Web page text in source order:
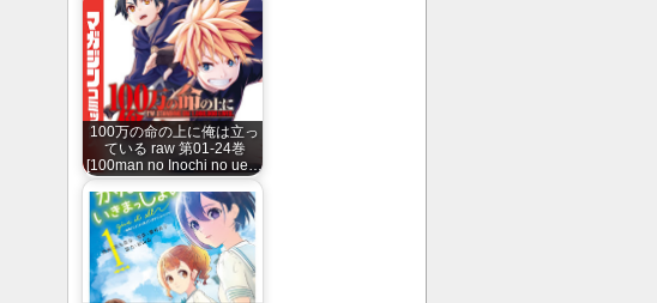
100万の命の上に俺は立っ
ている raw 第01-24巻
[100man no Inochi no ue…